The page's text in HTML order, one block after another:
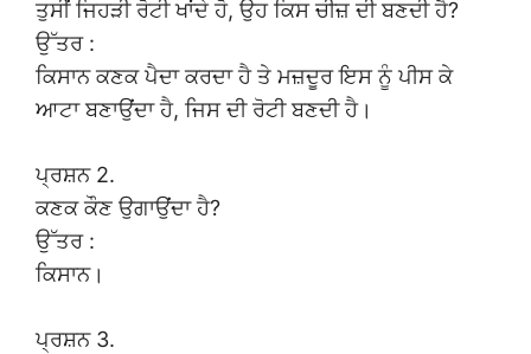
ਤੁਸੀਂ ਜਿਹੜੀ ਰੋਟੀ ਖਾਂਦੇ ਹੋ, ਉਹ ਕਿਸ ਚੀਜ਼ ਦੀ ਬਣਦੀ ਹੈ?
ਉੱਤਰ :
ਕਿਸਾਨ ਕਣਕ ਪੈਦਾ ਕਰਦਾ ਹੈ ਤੇ ਮਜ਼ਦੂਰ ਇਸ ਨੂੰ ਪੀਸ ਕੇ
ਆਟਾ ਬਣਾਉਂਦਾ ਹੈ, ਜਿਸ ਦੀ ਰੋਟੀ ਬਣਦੀ ਹੈ।
ਪ੍ਰਸ਼ਨ 2.
ਕਣਕ ਕੌਣ ਉਗਾਉਂਦਾ ਹੈ?
ਉੱਤਰ :
ਕਿਸਾਨ।
ਪ੍ਰਸ਼ਨ 3.